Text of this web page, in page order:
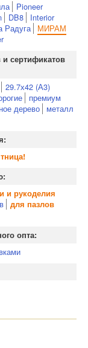
Pioneer
DB8
Interior
Радуга
МИРАМ
сертификатов
29.7х42 (А3)
премиум
дерево
металл
и рукоделия
для пазлов
опта: